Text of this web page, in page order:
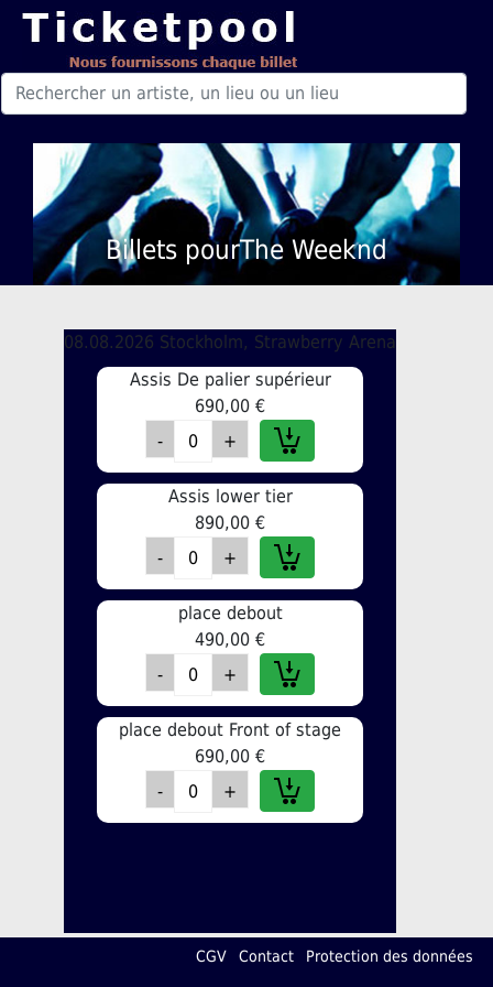
Billets pourThe Weeknd
08.08.2026 Stockholm, Strawberry Arena
Assis De palier supérieur
690,00 €
Assis lower tier
890,00 €
place debout
490,00 €
place debout Front of stage
690,00 €
CGV Contact Protection des données